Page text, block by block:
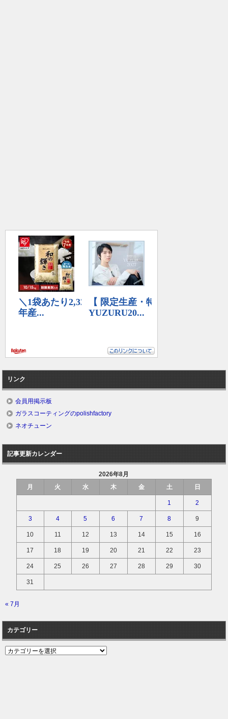
リンク
会員用掲示板
ガラスコーティングのpolishfactory
ネオチューン
記事更新カレンダー
2026年8月
月
火 水 木 金 土 日
1 2
3 4 5 6 7 8 9
10 11 12 13 14 15 16
17 18 19 20 21 22 23
24 25 26 27 28 29 30
31
« 7月
カテゴリー
カ